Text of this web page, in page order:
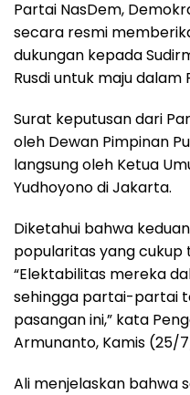
Partai NasDem,
secara resmi
dukungan kepada
Rusdi untuk maju dalam
Surat keputusan dari
oleh Dewan Pimpinan
langsung oleh Ketua
Yudhoyono di Jakarta.
Diketahui bahwa
popularitas yang cukup
“Elektabilitas mereka
sehingga partai-partai
pasangan ini,” kata
Armunanto, Kamis (25/
Ali menjelaskan bahwa